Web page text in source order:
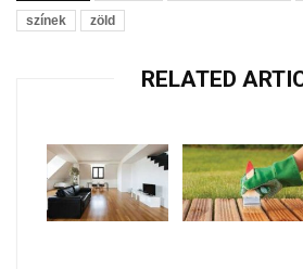
színek
zöld
RELATED